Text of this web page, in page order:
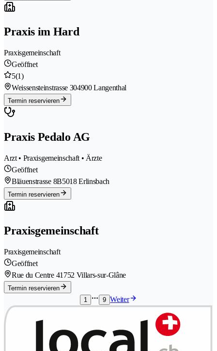
Praxis im Hard
Praxisgemeinschaft
Geöffnet
5(1)
Weissensteinstrasse 304900 Langenthal
Termin reservieren
Praxis Pedalo AG
Arzt • Praxisgemeinschaft • Ärzte
Geöffnet
Bläuenstrasse 8B5018 Erlinsbach
Termin reservieren
Praxisgemeinschaft
Praxisgemeinschaft
Geöffnet
Rue du Centre 41752 Villars-sur-Glâne
Termin reservieren
1
9 Weiter